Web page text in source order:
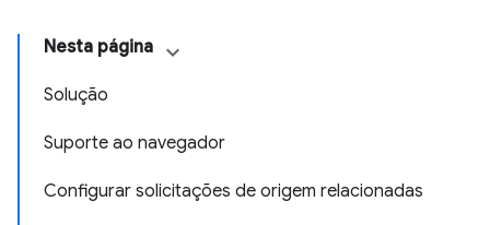
Nesta página
Solução
Suporte ao navegador
Configurar solicitações de origem relacionadas